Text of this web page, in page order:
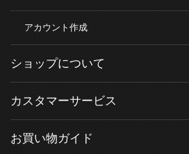
アカウント作成
ショップについて
カスタマーサービス
お買い物ガイド